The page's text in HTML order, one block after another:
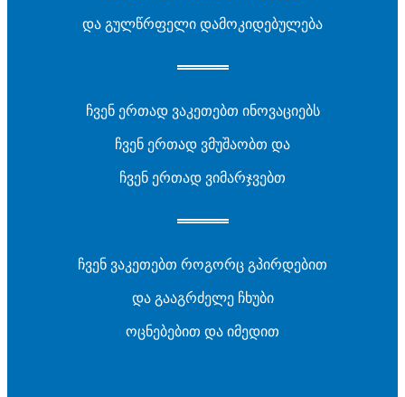
და გულწრფელი დამოკიდებულება
ჩვენ ერთად ვაკეთებთ ინოვაციებს
ჩვენ ერთად ვმუშაობთ და
ჩვენ ერთად ვიმარჯვებთ
ჩვენ ვაკეთებთ როგორც გპირდებით
და გააგრძელე ჩხუბი
ოცნებებით და იმედით